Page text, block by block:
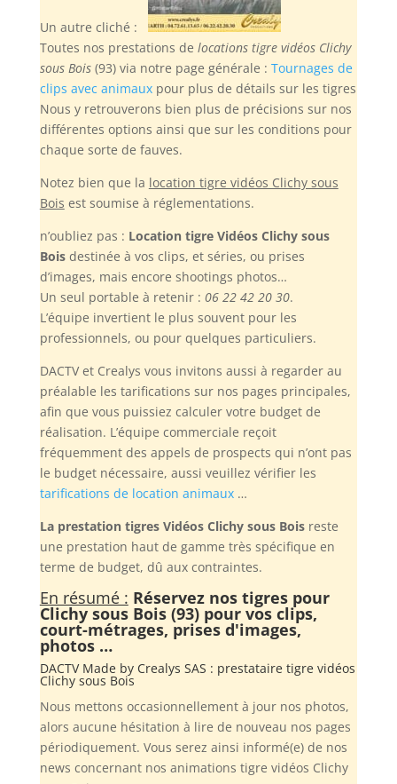
Un autre cliché :
Toutes nos prestations de locations tigre vidéos Clichy
sous Bois(93) via notre page générale : Tournages de
clips avec animauxpour plus de détails sur les tigres
Nous y retrouverons bien plus de précisions sur nos
différentes options ainsi que sur les conditions pour
chaque sorte de fauves.
Notez bien que la location tigre vidéos Clichy sous
Bois est soumise à réglementations.
n’oubliez pas : Location tigre Vidéos Clichy sous
Boisdestinée à vos clips, et séries, ou prises
d’images, mais encore shootings photos…
Un seul portable à retenir : 06 22 42 20 30.
L’équipe invertient le plus souvent pour les
professionnels, ou pour quelques particuliers.
DACTV et Crealys vous invitons aussi à regarder au
préalable les tarifications sur nos pages principales,
afin que vous puissiez calculer votre budget de
réalisation. L’équipe commerciale reçoit
fréquemment des appels de prospects qui n’ont pas
le budget nécessaire, aussi veuillez vérifier les
tarifications de location animaux…
La prestation tigres Vidéos Clichy sous Boisreste
une prestation haut de gamme très spécifique en
terme de budget, dû aux contraintes.
En résumé : Réservez nos tigres pour
Clichy sous Bois (93) pour vos clips,
court-métrages, prises d'images,
photos …
DACTV Made by Crealys SAS : prestataire tigre vidéos
Clichy sous Bois
Nous mettons occasionnellement à jour nos photos,
alors aucune hésitation à lire de nouveau nos pages
périodiquement. Vous serez ainsi informé(e) de nos
news concernant nos animations tigre vidéos Clichy